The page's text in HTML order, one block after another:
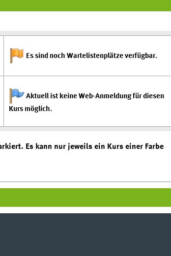
Es sind noch Wartelistenplätze verfügbar.
Aktuell ist keine Web-Anmeldung für diesen
Kurs möglich.
Es kann nur jeweils ein Kurs einer Farbe